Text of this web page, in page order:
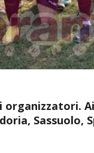
organizzatori.
Sassuolo,